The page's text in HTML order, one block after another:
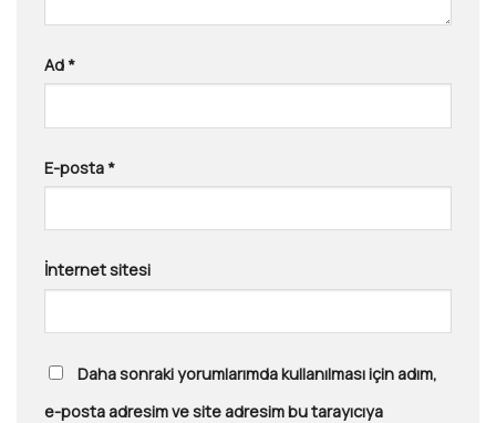
Ad *
E-posta *
İnternet sitesi
Daha sonraki yorumlarımda kullanılması için adım,
e-posta adresim ve site adresim bu tarayıcıya